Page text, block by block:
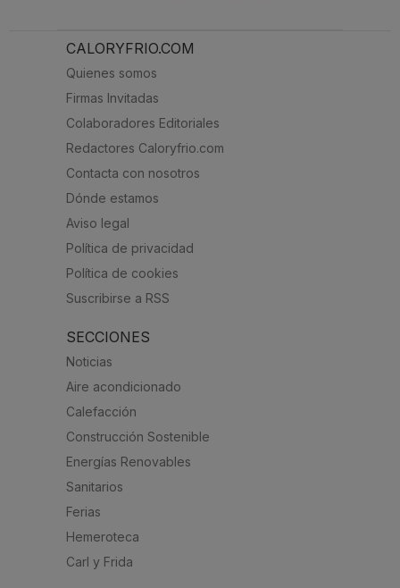
CALORYFRIO.COM
Quienes somos
Firmas Invitadas
Colaboradores Editoriales
Redactores Caloryfrio.com
Contacta con nosotros
Dónde estamos
Aviso legal
Política de privacidad
Política de cookies
Suscribirse a RSS
SECCIONES
Noticias
Aire acondicionado
Calefacción
Construcción Sostenible
Energías Renovables
Sanitarios
Ferias
Hemeroteca
Carl y Frida